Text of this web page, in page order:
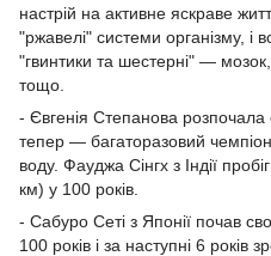
настрій на активне яскраве
"ржавелі" системи організму, і
"гвинтики та шестерні" —
тощо.
- Євгенія Степанова розпочала
тепер — багаторазовий чемпіон
воду. Фауджа Сінгх з Індії
км) у 100 років.
- Сабуро Сеті з Японії почав
100 років і за наступні 6 років